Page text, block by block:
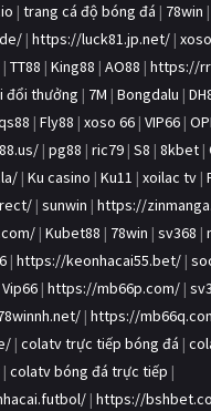
| trang cá độ bóng đá | 78win |
| https://luck81.jp.net/ |
| TT88 | King88 | AO88 | https://
đổi thưởng | 7M | Bongdalu |
| Fly88 | xoso 66 | VIP66 |
| pg88 | ric79 | S8 | 8kbet |
| Ku casino | Ku11 | xoilac tv |
| sunwin | https://
| Kubet88 | 78win | sv368 |
| https://keonhacai55.bet/ |
Vip66 | https://mb66p.com/ |
| https://
| colatv trực tiếp bóng đá |
| colatv bóng đá trực tiếp |
| https://